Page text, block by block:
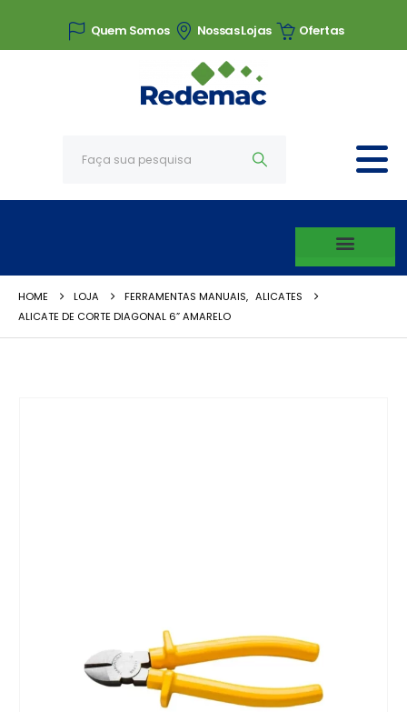
Quem Somos Nossas Lojas Ofertas
HOME LOJA FERRAMENTAS MANUAIS, ALICATES
ALICATE DE CORTE DIAGONAL 6” AMARELO